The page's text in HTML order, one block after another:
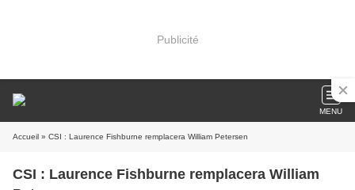
Publicité
MENU
Accueil » CSI : Laurence Fishburne remplacera William Petersen
CSI : Laurence Fishburne remplacera William